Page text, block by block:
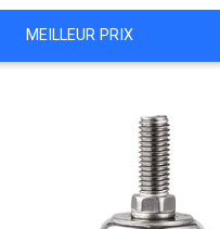
MEILLEUR PRIX